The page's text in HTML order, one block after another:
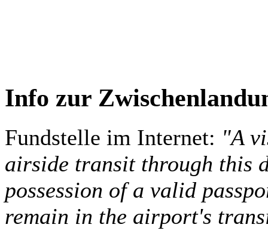
Info zur
Fundstelle im Internet: "A
airside transit through this
possession of a valid
remain in the airport's